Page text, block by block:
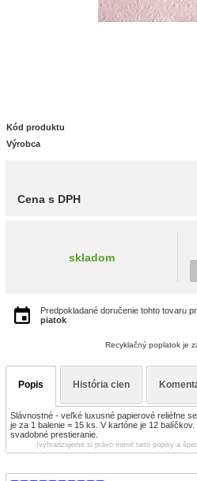
Kód produktu
Výrobca
Cena s DPH
skladom
Predpokladané doručenie tohto tovaru
piatok
Recyklačný poplatok je
Popis História cien
Slávnostné - veľké luxusné papierové reliéfne
je za 1 balenie = 15 ks. V kartóne je 12
svadobné prestieranie.
(vyhradzujeme si právo meniť tieto popisy a